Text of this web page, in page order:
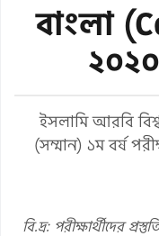
বাংলা
ইসলামি আরবি
(সম্মান) ১ম বর্ষ
বি.দ্র: পরীক্ষার্থীদের